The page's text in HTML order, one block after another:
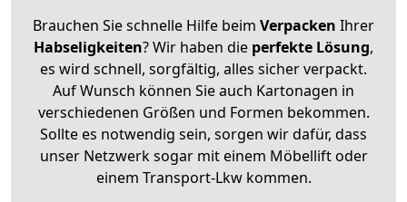
Brauchen Sie schnelle Hilfe beim Verpacken Ihrer
Habseligkeiten? Wir haben die perfekte Lösung,
es wird schnell, sorgfältig, alles sicher verpackt.
Auf Wunsch können Sie auch Kartonagen in
verschiedenen Größen und Formen bekommen.
Sollte es notwendig sein, sorgen wir dafür, dass
unser Netzwerk sogar mit einem Möbellift oder
einem Transport-Lkw kommen.